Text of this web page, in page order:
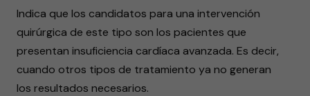
Indica que los candidatos para una intervención
quirúrgica de este tipo son los pacientes que
presentan insuficiencia cardíaca avanzada. Es decir,
cuando otros tipos de tratamiento ya no generan
los resultados necesarios.